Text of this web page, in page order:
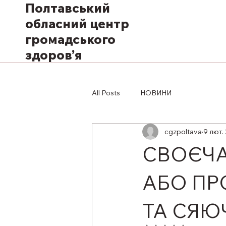
Полтавський
обласний центр
громадського
здоров’я
All Posts НОВИНИ
АБО
ТА
cgzpoltava 9 лют.